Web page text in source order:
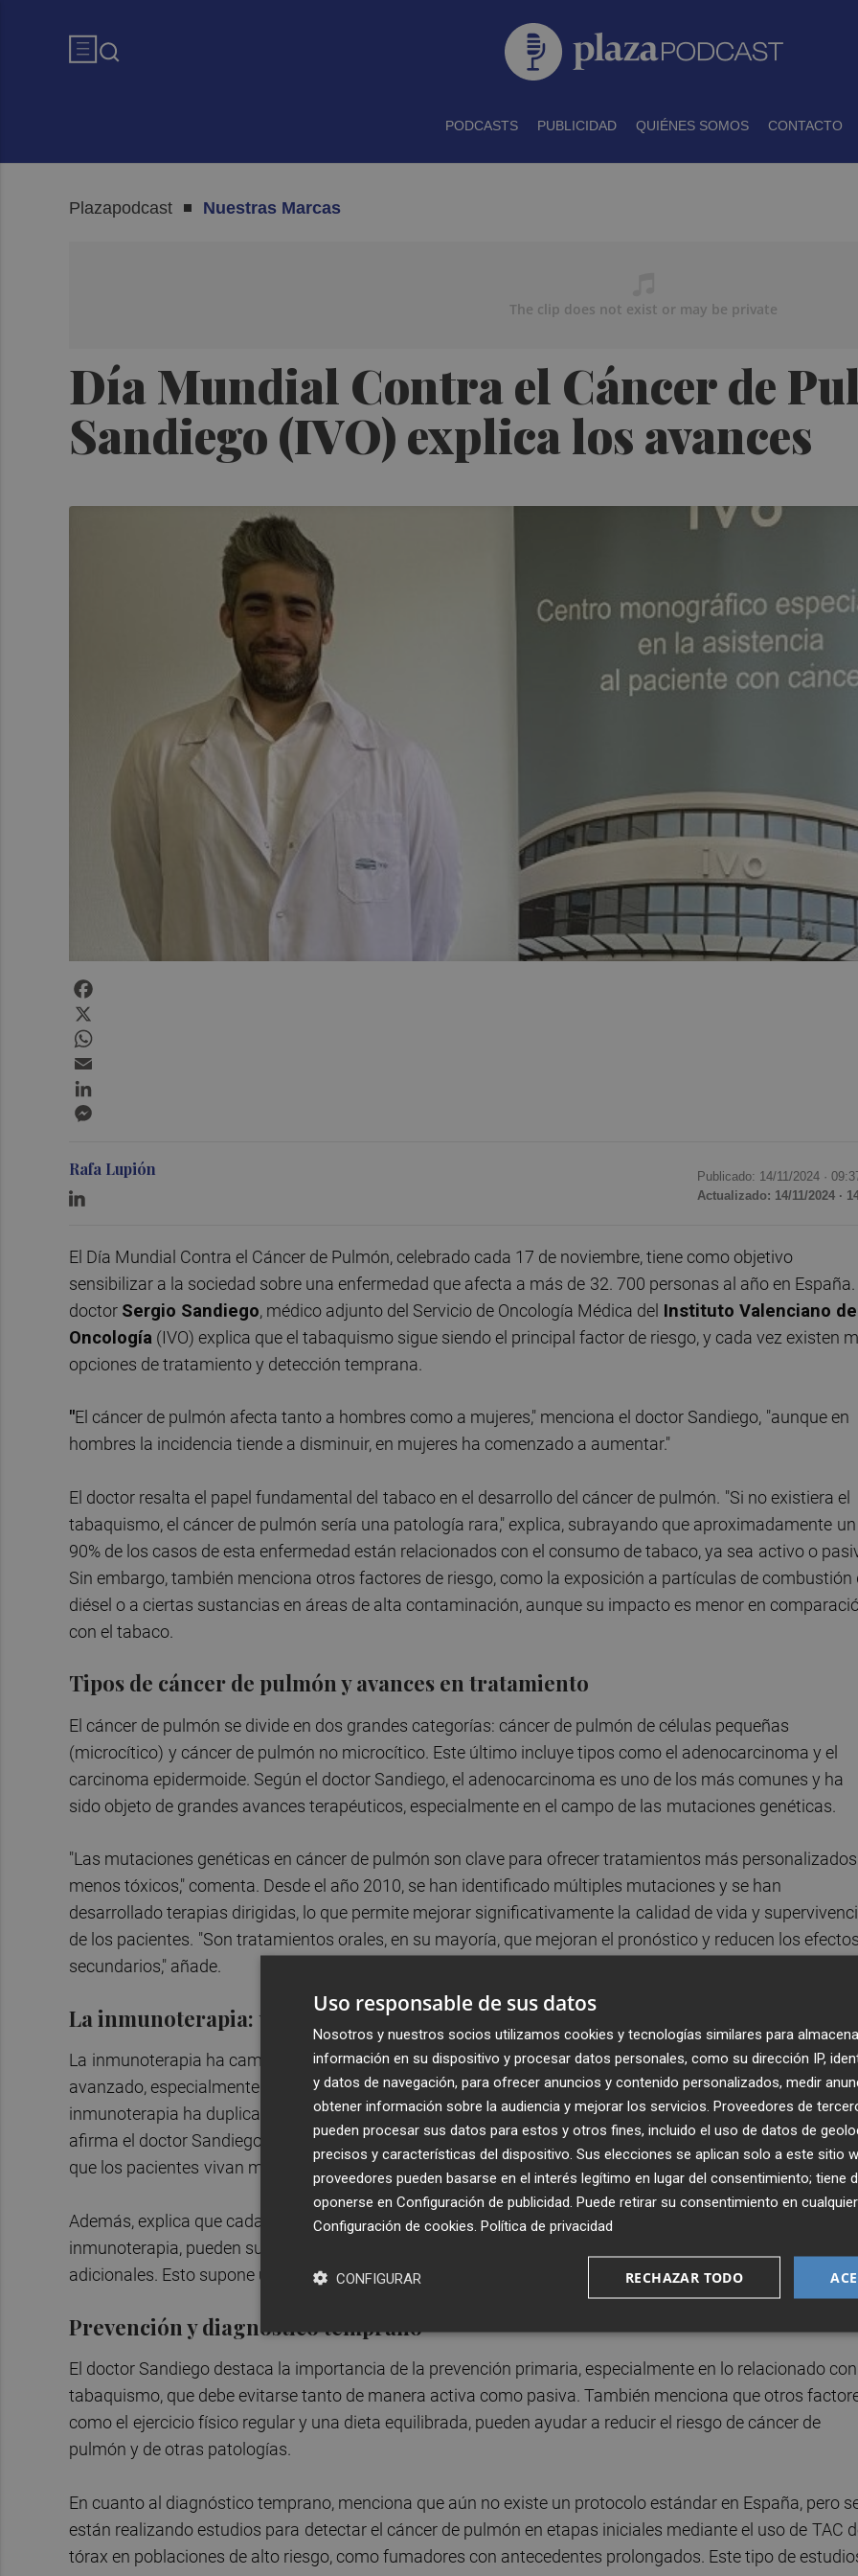
PODCASTS PUBLICIDAD QUIÉNES SOMOS CONTACTO
Plazapodcast Nuestras Marcas
Día Mundial Contra el Cáncer de
Sandiego (IVO) explica los avances
Rafa Lupión Publicado: 14/11/2024 ·
Actualizado: 14/11/2024 ·
El Día Mundial Contra el Cáncer de Pulmón, celebrado cada 17 de noviembre, tiene como objetivo
sensibilizar a la sociedad sobre una enfermedad que afecta a más de 32. 700 personas al año en España.
doctor Sergio Sandiego, médico adjunto del Servicio de Oncología Médica del Instituto Valenciano de
Oncología (IVO) explica que el tabaquismo sigue siendo el principal factor de riesgo, y cada vez existen
opciones de tratamiento y detección temprana.
"El cáncer de pulmón afecta tanto a hombres como a mujeres," menciona el doctor Sandiego, "aunque en
hombres la incidencia tiende a disminuir, en mujeres ha comenzado a aumentar."
El doctor resalta el papel fundamental del tabaco en el desarrollo del cáncer de pulmón. "Si no existiera el
tabaquismo, el cáncer de pulmón sería una patología rara," explica, subrayando que aproximadamente un
90% de los casos de esta enfermedad están relacionados con el consumo de tabaco, ya sea activo o
Sin embargo, también menciona otros factores de riesgo, como la exposición a partículas de combustión
diésel o a ciertas sustancias en áreas de alta contaminación, aunque su impacto es menor en
con el tabaco.
Tipos de cáncer de pulmón y avances en tratamiento
El cáncer de pulmón se divide en dos grandes categorías: cáncer de pulmón de células pequeñas
(microcítico) y cáncer de pulmón no microcítico. Este último incluye tipos como el adenocarcinoma y el
carcinoma epidermoide. Según el doctor Sandiego, el adenocarcinoma es uno de los más comunes y ha
sido objeto de grandes avances terapéuticos, especialmente en el campo de las mutaciones genéticas.
"Las mutaciones genéticas en cáncer de pulmón son clave para ofrecer tratamientos más
menos tóxicos," comenta. Desde el año 2010, se han identificado múltiples mutaciones y se han
desarrollado terapias dirigidas, lo que permite mejorar significativamente la calidad de vida y
de los pacientes. "Son tratamientos orales, en su mayoría, que mejoran el pronóstico y reducen los efectos
secundarios," añade.
La inmunoterapia: una revolución en el tratamiento
La inmunoterapia ha cambiado el enfoque del tratamiento para muchos pacientes de cáncer de pulmón
avanzado, especialmente para aquellos que no presentan mutaciones genéticas específicas. "La
inmunoterapia ha duplicado la supervivencia en algunos pacientes y mejorado la tolerancia al
afirma el doctor Sandiego. Esta opción terapéutica, menos tóxica que la quimioterapia tradicional,
que los pacientes vivan más tiempo y con menos efectos secundarios.
Además, explica que cada vez hay más pacientes que, después de dos años de tratamiento con
inmunoterapia, pueden suspender la medicación y seguir controles sin necesidad de tratamientos
adicionales. Esto supone un gran avance para mantener la calidad de vida
de los pacientes.
Prevención y diagnóstico temprano
El doctor Sandiego destaca la importancia de la prevención primaria, especialmente en lo relacionado con
tabaquismo, que debe evitarse tanto de manera activa como pasiva. También menciona que otros
como el ejercicio físico regular y una dieta equilibrada, pueden ayudar a reducir el riesgo de cáncer de
pulmón y de otras patologías.
En cuanto al diagnóstico temprano, menciona que aún no existe un protocolo estándar en España, pero
están realizando estudios para detectar el cáncer de pulmón en etapas iniciales mediante el uso de TAC
tórax en poblaciones de alto riesgo, como fumadores con antecedentes prolongados. Este tipo de
Uso responsable de sus datos
Nosotros y nuestros socios utilizamos cookies y tecnologías similares para
información en su dispositivo y procesar datos personales, como su dirección IP,
y datos de navegación, para ofrecer anuncios y contenido personalizados, medir
obtener información sobre la audiencia y mejorar los servicios. Proveedores de
pueden procesar sus datos para estos y otros fines, incluido el uso de datos de
precisos y características del dispositivo. Sus elecciones se aplican solo a este sitio
proveedores pueden basarse en el interés legítimo en lugar del consentimiento; tiene
oponerse en Configuración de publicidad . Puede retirar su consentimiento en
Configuración de cookies Política de privacidad
RECHAZAR TODO
CONFIGURAR